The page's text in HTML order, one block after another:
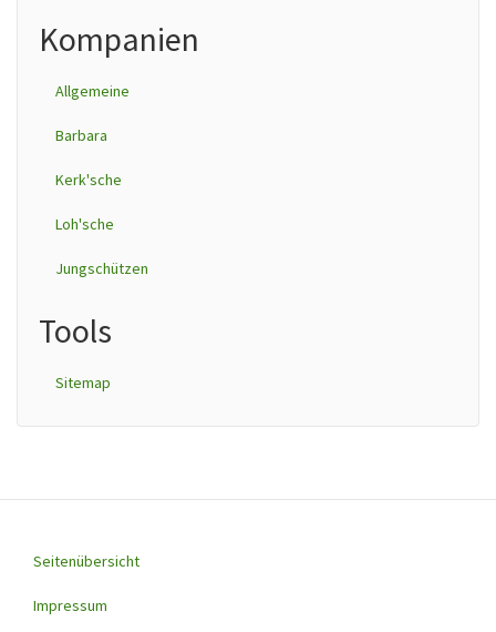
Kompanien
Allgemeine
Barbara
Kerk'sche
Loh'sche
Jungschützen
Tools
Sitemap
Footer
menu
Seitenübersicht
Impressum